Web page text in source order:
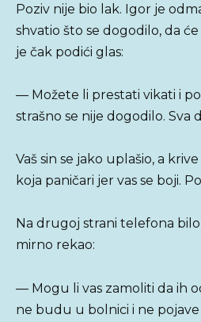
Poziv nije bio lak. Igor je
shvatio što se dogodilo, da
je čak podići glas:
— Možete li prestati vikati i
strašno se nije dogodilo. Sva
Vaš sin se jako uplašio, a
koja paničari jer vas se boji.
Na drugoj strani telefona
mirno rekao:
— Mogu li vas zamoliti da ih
ne budu u bolnici i ne